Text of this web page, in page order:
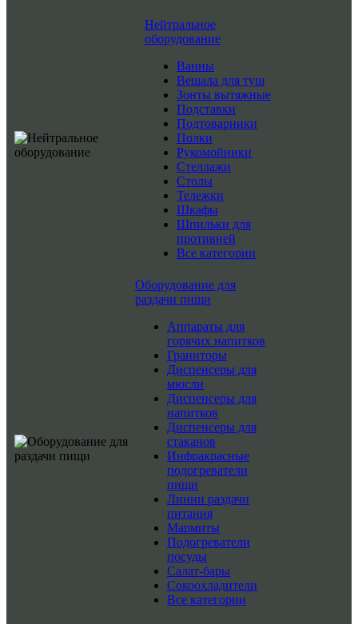
Нейтральное
оборудование
Ванны
Вешала для туш
Зонты вытяжные
Подставки
Подтоварники
Полки
Рукомойники
Стеллажи
Столы
Тележки
Шкафы
Шпильки для
противней
Все категории
Оборудование для
раздачи пищи
Аппараты для
горячих напитков
Граниторы
Диспенсеры для
мюсли
Диспенсеры для
напитков
Диспенсеры для
стаканов
Инфракрасные
подогреватели
пищи
Линии раздачи
питания
Мармиты
Подогреватели
посуды
Салат-бары
Сокоохладители
Все категории